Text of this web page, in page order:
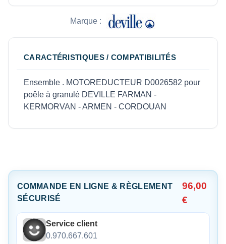
Marque :
CARACTÉRISTIQUES / COMPATIBILITÉS
Ensemble . MOTOREDUCTEUR D0026582 pour
poêle à granulé DEVILLE FARMAN -
KERMORVAN - ARMEN - CORDOUAN
COMMANDE EN LIGNE & RÈGLEMENT
SÉCURISÉ
96,00
€
Service client
0.970.667.601